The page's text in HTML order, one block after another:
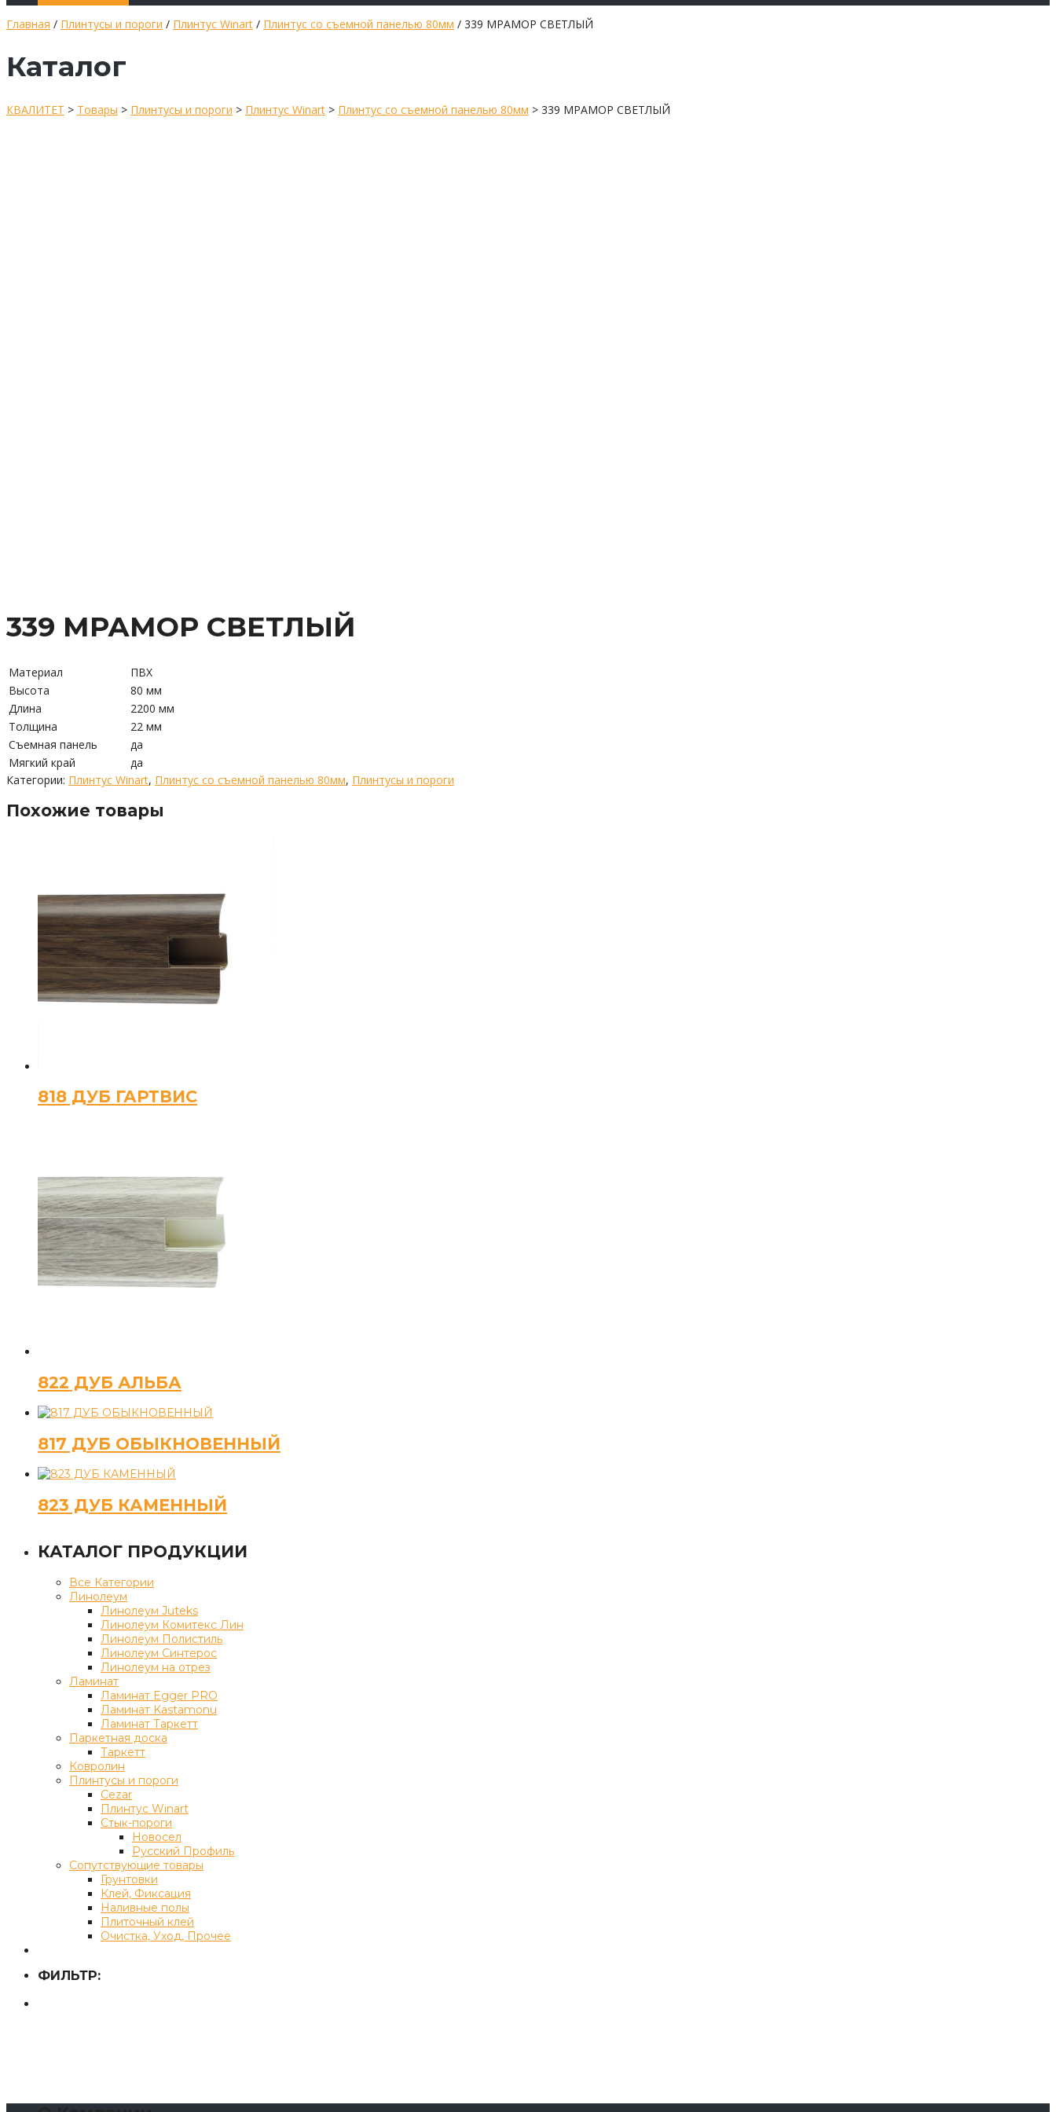
Главная / Плинтусы и пороги / Плинтус Winart / Плинтус со съемной панелью 80мм / 339 МРАМОР СВЕТЛЫЙ
Каталог
КВАЛИТЕТ > Товары > Плинтусы и пороги > Плинтус Winart > Плинтус со съемной панелью 80мм > 339 МРАМОР СВЕТЛЫЙ
339 МРАМОР СВЕТЛЫЙ
Материал
ПВХ
Высота
80 мм
Длина
2200 мм
Толщина
22 мм
Съемная панель
да
Мягкий край
да
Категории: Плинтус Winart, Плинтус со съемной панелью 80мм, Плинтусы и пороги
Похожие товары
818 ДУБ ГАРТВИС
822 ДУБ АЛЬБА
817 ДУБ ОБЫКНОВЕННЫЙ
823 ДУБ КАМЕННЫЙ
КАТАЛОГ ПРОДУКЦИИ
Все Категории
Линолеум
Линолеум Juteks
Линолеум Комитекс Лин
Линолеум Полистиль
Линолеум Синтерос
Линолеум на отрез
Ламинат
Ламинат Egger PRO
Ламинат Kastamonu
Ламинат Таркетт
Паркетная доска
Таркетт
Ковролин
Плинтусы и пороги
Cezar
Плинтус Winart
Стык-пороги
Новосел
Русский Профиль
Сопутствующие товары
Грунтовки
Клей, Фиксация
Наливные полы
Плиточный клей
Очистка, Уход, Прочее
ФИЛЬТР: